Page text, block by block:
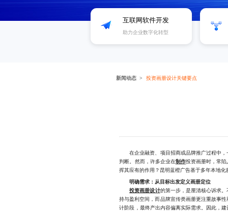
互联网软件开发
助力企业数字化转型
新闻动态 投资画册设计关键要点
在企业融资、项目招商或品牌推广过程中，
判断。然而，许多企业在制作投资画册时，常
挥其应有的作用？昆明蓝橙广告基于多年本地
明确需求：从目标出发定义画册定位
投资画册设计的第一步，是厘清核心诉求
持与盈利空间，而品牌宣传类画册更注重故事
计阶段，最终产出内容偏离实际需求。因此，